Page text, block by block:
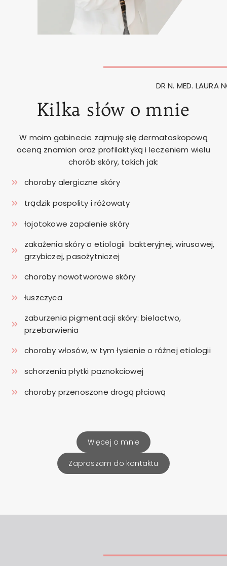
DR N. MED. LAURA
Kilka słów o mnie
W moim gabinecie zajmuję się dermatoskopową
oceną znamion oraz profilaktyką i leczeniem wielu
chorób skóry, takich jak:
choroby alergiczne skóry
trądzik pospolity i różowaty
łojotokowe zapalenie skóry
zakażenia skóry o etiologii bakteryjnej, wirusowej,
grzybiczej, pasożytniczej
choroby nowotworowe skóry
łuszczyca
zaburzenia pigmentacji skóry: bielactwo,
przebarwienia
choroby włosów, w tym łysienie o różnej etiologii
schorzenia płytki paznokciowej
choroby przenoszone drogą płciową
Więcej o mnie
Zapraszam do kontaktu